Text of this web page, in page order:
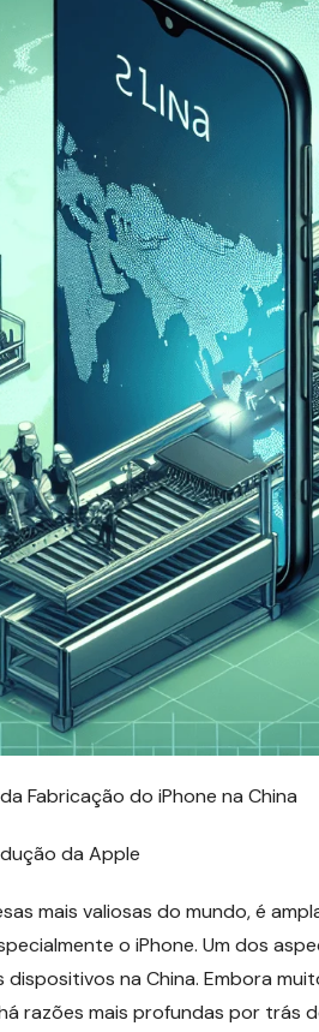
Fabricação do iPhone na China
da Apple
mais valiosas do mundo, é
o iPhone. Um dos
na China. Embora
razões mais profundas por trás